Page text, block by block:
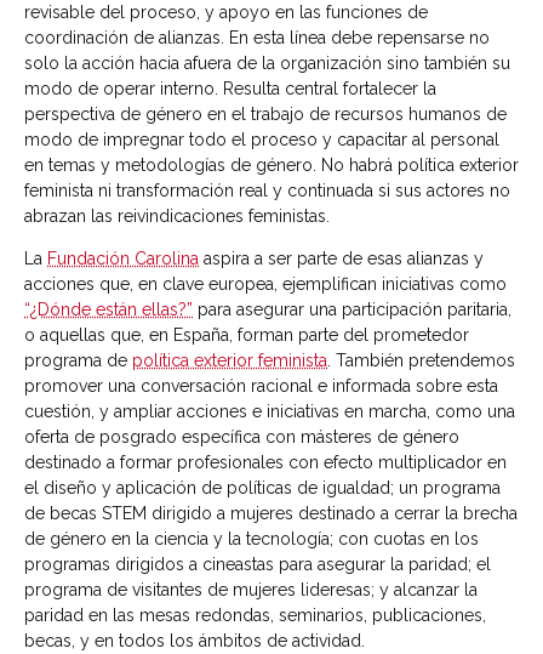
revisable del proceso, y apoyo en las funciones de
coordinación de alianzas. En esta línea debe repensarse no
solo la acción hacia afuera de la organización sino también su
modo de operar interno. Resulta central fortalecer la
perspectiva de género en el trabajo de recursos humanos de
modo de impregnar todo el proceso y capacitar al personal
en temas y metodologías de género. No habrá política exterior
feminista ni transformación real y continuada si sus actores no
abrazan las reivindicaciones feministas.
La Fundación Carolina aspira a ser parte de esas alianzas y
acciones que, en clave europea, ejemplifican iniciativas como
“¿Dónde están ellas?” para asegurar una participación paritaria,
o aquellas que, en España, forman parte del prometedor
programa de política exterior feminista . También pretendemos
promover una conversación racional e informada sobre esta
cuestión, y ampliar acciones e iniciativas en marcha, como una
oferta de posgrado específica con másteres de género
destinado a formar profesionales con efecto multiplicador en
el diseño y aplicación de políticas de igualdad; un programa
de becas STEM dirigido a mujeres destinado a cerrar la brecha
de género en la ciencia y la tecnología; con cuotas en los
programas dirigidos a cineastas para asegurar la paridad; el
programa de visitantes de mujeres lideresas; y alcanzar la
paridad en las mesas redondas, seminarios, publicaciones,
becas, y en todos los ámbitos de actividad.